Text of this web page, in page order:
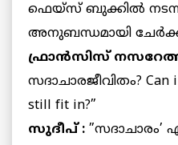
ഫെയ്‌സ് ബുക്കില്‍ നടന്ന
അനുബന്ധമായി
ഫ്രാന്‍സിസ്
സദാചാരജീവിതം? Can i
still fit in?”
സുദീപ് : ”സദാചാരം’